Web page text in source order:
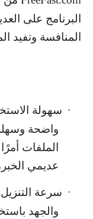
البرنامج على
المنافسة
· سهولة
واضحة
الملفات
عديمي
· سرعة
والجهد